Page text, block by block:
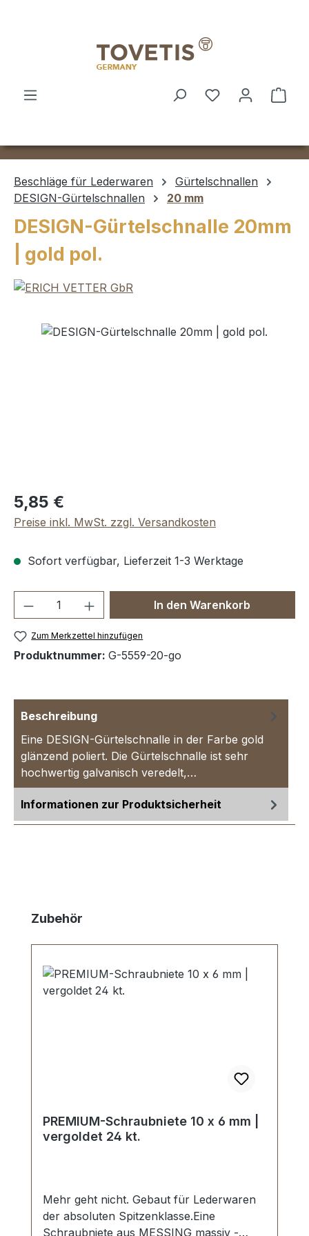
Beschläge für Lederwaren
Gürtelschnallen
DESIGN-Gürtelschnallen
20 mm
DESIGN-Gürtelschnalle 20mm
| gold pol.
Bildergalerie überspringen
Regulärer Preis:
5,85 €
Preise inkl. MwSt. zzgl. Versandkosten
Sofort verfügbar, Lieferzeit 1-3 Werktage
Produkt Anzahl: Gib denIn den Warenkorb
Zum Merkzettel hinzufügen
Produktnummer: G-5559-20-go
Beschreibung
Eine DESIGN-Gürtelschnalle in der Farbe gold
glänzend poliert. Die Gürtelschnalle ist sehr
hochwertig galvanisch veredelt,…
Informationen zur Produktsicherheit
Produktgalerie überspringen
Zubehör
PREMIUM-Schraubniete 10 x 6 mm |
vergoldet 24 kt.
Mehr geht nicht. Gebaut für Lederwaren
der absoluten Spitzenklasse.Eine
Schraubniete aus MESSING massiv -